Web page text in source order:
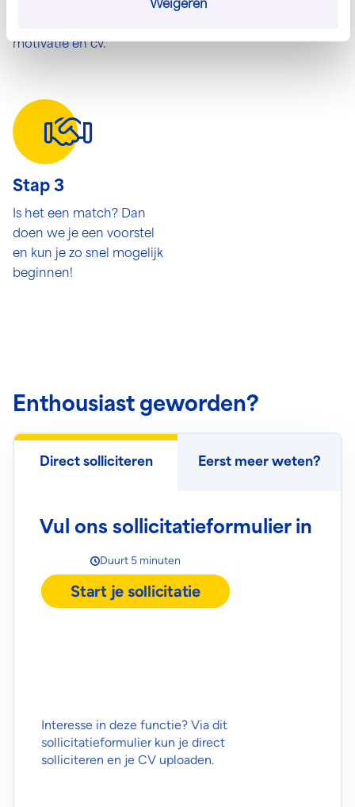
Weigeren
onderaan de vacature of
motivatie en cv.
kennismaking bij ons op
Stap 3
Is het een match? Dan
doen we je een voorstel
en kun je zo snel mogelijk
beginnen!
Enthousiast geworden?
Direct solliciteren Eerst meer weten?
Vul ons sollicitatieformulier in